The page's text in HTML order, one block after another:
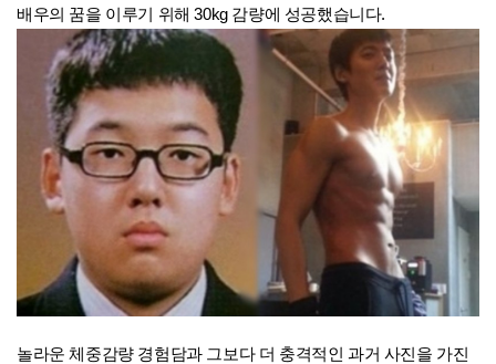
배우의 꿈을 이루기 위해 30kg 감량에 성공했습니다.
놀라운 체중감량 경험담과 그보다 더 충격적인 과거 사진을 가진